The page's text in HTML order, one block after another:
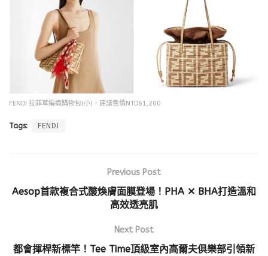
FENDI 拉菲草編織購物包(小)，建議售價NTD61,200
Tags: FENDI
Previous Post
Aesop首款複合式酸煥膚面膜登場！PHA ✕ BHA打造溫和
高效透亮肌
Next Post
都會揮桿新標竿！Tee Time頂級室內高爾夫俱樂部引領新